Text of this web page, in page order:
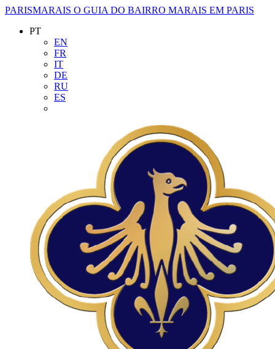
PARISMARAIS O GUIA DO BAIRRO MARAIS EM PARIS
PT
EN
FR
IT
DE
RU
ES